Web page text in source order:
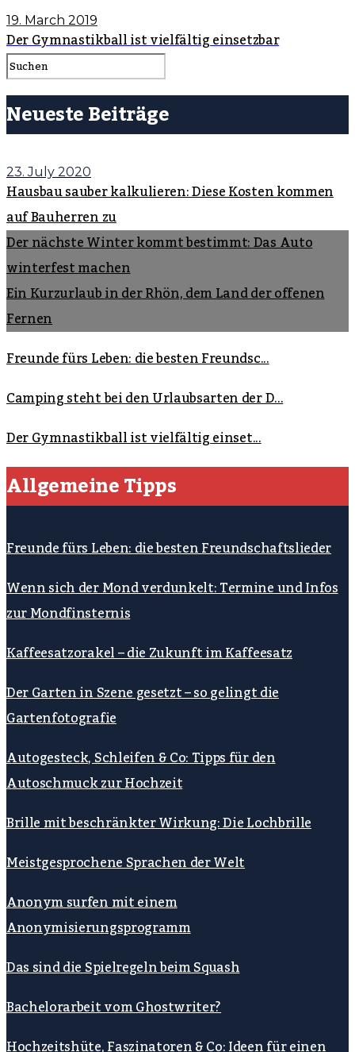
19. March 2019
Der Gymnastikball ist vielfältig einsetzbar
Neueste Beiträge
23. July 2020
Hausbau sauber kalkulieren: Diese Kosten kommen
auf Bauherren zu
Der nächste Winter kommt bestimmt: Das Auto
winterfest machen
Ein Kurzurlaub in der Rhön, dem Land der offenen
Fernen
Freunde fürs Leben: die besten Freundsc...
Camping steht bei den Urlaubsarten der D...
Der Gymnastikball ist vielfältig einset...
Allgemeine Tipps
Freunde fürs Leben: die besten Freundschaftslieder
Wenn sich der Mond verdunkelt: Termine und Infos
zur Mondfinsternis
Kaffeesatzorakel – die Zukunft im Kaffeesatz
Der Garten in Szene gesetzt – so gelingt die
Gartenfotografie
Autogesteck, Schleifen & Co: Tipps für den
Autoschmuck zur Hochzeit
Brille mit beschränkter Wirkung: Die Lochbrille
Meistgesprochene Sprachen der Welt
Anonym surfen mit einem
Anonymisierungsprogramm
Das sind die Spielregeln beim Squash
Bachelorarbeit vom Ghostwriter?